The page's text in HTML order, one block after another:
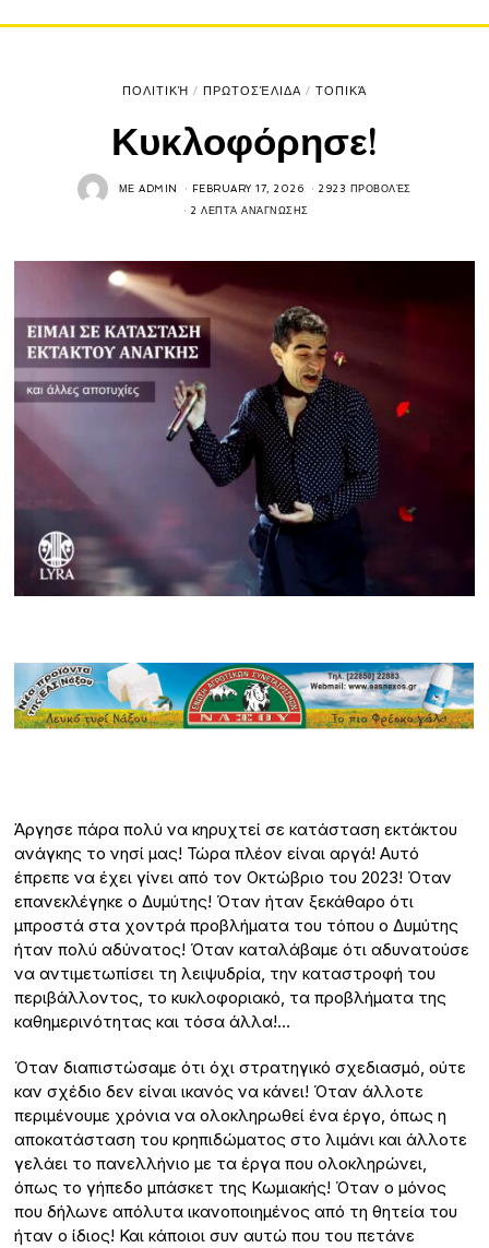
ΠΟΛΙΤΙΚΉ / ΠΡΩΤΟΣΈΛΙΔΑ / ΤΟΠΙΚΆ
Κυκλοφόρησε!
ΜΕADMIN FEBRUARY 17, 2026 2923 ΠΡΟΒΟΛΈΣ
2 ΛΕΠΤΆ ΑΝΆΓΝΩΣΗΣ
Άργησε πάρα πολύ να κηρυχτεί σε κατάσταση εκτάκτου
ανάγκης το νησί μας! Τώρα πλέον είναι αργά! Αυτό
έπρεπε να έχει γίνει από τον Οκτώβριο του 2023! Όταν
επανεκλέγηκε ο Δυμύτης! Όταν ήταν ξεκάθαρο ότι
μπροστά στα χοντρά προβλήματα του τόπου ο Δυμύτης
ήταν πολύ αδύνατος! Όταν καταλάβαμε ότι αδυνατούσε
να αντιμετωπίσει τη λειψυδρία, την καταστροφή του
περιβάλλοντος, το κυκλοφοριακό, τα προβλήματα της
καθημερινότητας και τόσα άλλα!…
Όταν διαπιστώσαμε ότι όχι στρατηγικό σχεδιασμό, ούτε
καν σχέδιο δεν είναι ικανός να κάνει! Όταν άλλοτε
περιμένουμε χρόνια να ολοκληρωθεί ένα έργο, όπως η
αποκατάσταση του κρηπιδώματος στο λιμάνι και άλλοτε
γελάει το πανελλήνιο με τα έργα που ολοκληρώνει,
όπως το γήπεδο μπάσκετ της Κωμιακής! Όταν ο μόνος
που δήλωνε απόλυτα ικανοποιημένος από τη θητεία του
ήταν ο ίδιος! Και κάποιοι συν αυτώ που του πετάνε